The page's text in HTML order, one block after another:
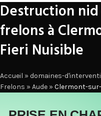
Destruction
frelons à
Fieri Nuisible
Accueil » domaines-
Frelons » Aude » Clermont-